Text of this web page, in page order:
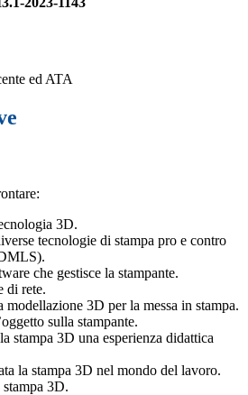
ed ATA
3D.
tecnologie di stampa pro e contro
che gestisce la stampante.
di rete.
3D per la messa in stampa.
sulla stampante.
stampa 3D una esperienza didattica
la stampa 3D nel mondo del lavoro.
3D.